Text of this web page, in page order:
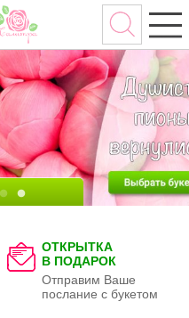
ОТКРЫТКА
В ПОДАРОК
Отправим Ваше
послание с букетом